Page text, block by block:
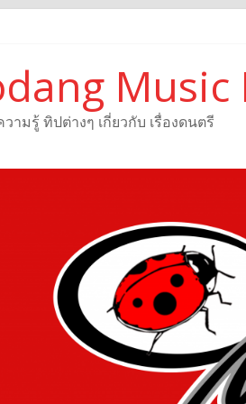
Music
ามรู้ ทิปต่างๆ เกี่ยวกับ เรื่องดนตรี